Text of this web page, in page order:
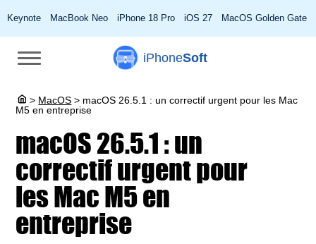
Keynote MacBook Neo iPhone 18 Pro iOS 27 MacOS Golden Gate
iPhoneSoft
> MacOS > macOS 26.5.1 : un correctif urgent pour les Mac
M5 en entreprise
macOS 26.5.1 : un
correctif urgent pour
les Mac M5 en
entreprise